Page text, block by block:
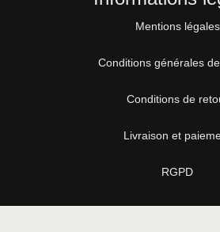
Mentions légales
Conditions générales
Conditions de
Livraison et
RGPD